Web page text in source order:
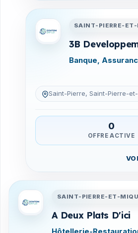
SAINT-PIERRE-ET-
3B
Banque,
Saint-Pierre, Saint-Pierre-
0
OFFRE ACTIVE
SAINT-PIERRE-ET-
A Deux Plats D'ici